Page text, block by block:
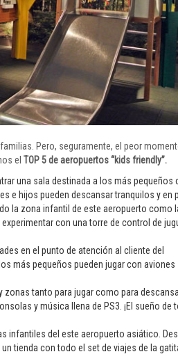
Pero, seguramente, el peor
el TOP 5 de aeropuertos “kids friendly”.
una sala destinada a los más pequeños
e hijos pueden descansar tranquilos y en
la zona infantil de este aeropuerto como
con una torre de control de
en el punto de atención al cliente del
más pequeños pueden jugar con aviones
zonas tanto para jugar como para
y música llena de PS3. ¡El sueño de
infantiles del este aeropuerto asiático.
tienda con todo el set de viajes de la